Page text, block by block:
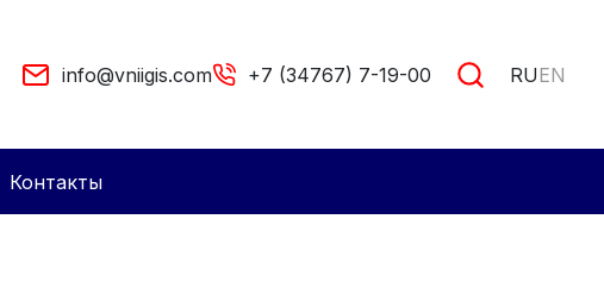
info@vniigis.com +7 (34767) 7-19-00 RUEN
Контакты